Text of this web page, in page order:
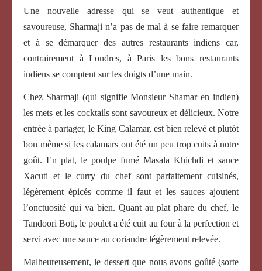
Une nouvelle adresse qui se veut authentique et
savoureuse, Sharmaji n’a pas de mal à se faire remarquer
et à se démarquer des autres restaurants indiens car,
contrairement à Londres, à Paris les bons restaurants
indiens se comptent sur les doigts d’une main.
Chez Sharmaji (qui signifie Monsieur Shamar en indien)
les mets et les cocktails sont savoureux et délicieux. Notre
entrée à partager, le King Calamar, est bien relevé et plutôt
bon même si les calamars ont été un peu trop cuits à notre
goût. En plat, le poulpe fumé Masala Khichdi et sauce
Xacuti et le curry du chef sont parfaitement cuisinés,
légèrement épicés comme il faut et les sauces ajoutent
l’onctuosité qui va bien. Quant au plat phare du chef, le
Tandoori Boti, le poulet a été cuit au four à la perfection et
servi avec une sauce au coriandre légèrement relevée.
Malheureusement, le dessert que nous avons goûté (sorte